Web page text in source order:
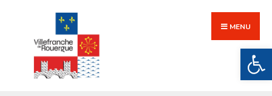
content
MENU